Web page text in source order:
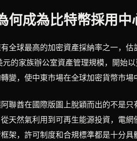
何成為比特幣採用中
全球最高的加密資產採納率之一，
的家族辦公室資產管理規模，開始
變，使中東市場在全球加密貨幣市場
聯酋在國際版圖上脫穎而出的不是
天然氣利用到可再生能源投資，電
架，許可制度和合規標準都是十分